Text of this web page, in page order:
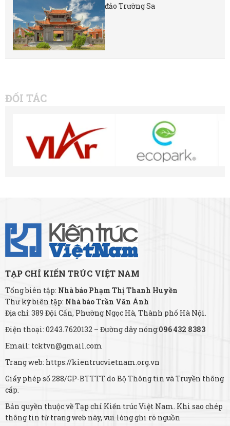
đảo Trường Sa
ĐỐI TÁC
TẠP CHÍ KIẾN TRÚC VIỆT NAM
Tổng biên tập: Nhà báo Phạm Thị Thanh Huyền
Thư ký biên tập: Nhà báo Trần Văn Ánh
Địa chỉ: 389 Đội Cấn, Phường Ngọc Hà, Thành phố Hà Nội.
Điện thoại: 0243.7620132 – Đường dây nóng:096 432 8383
Email: tcktvn@gmail.com
Trang web: https://kientrucvietnam.org.vn
Giấy phép số 288/GP-BTTTT do Bộ Thông tin và Truyền thông
cấp.
Bản quyền thuộc về Tạp chí Kiến trúc Việt Nam. Khi sao chép
thông tin từ trang web này, vui lòng ghi rõ nguồn